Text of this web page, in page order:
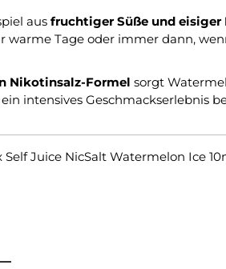
aus fruchtiger Süße und eisiger
warme Tage oder immer dann,
Nikotinsalz-Formel sorgt
intensives Geschmackserlebnis
Self Juice NicSalt Watermelon Ice